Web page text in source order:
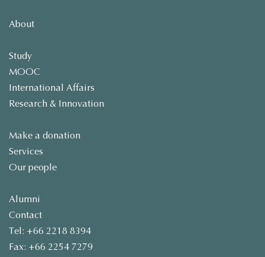
About
Study
MOOC
International Affairs
Research & Innovation
Make a donation
Services
Our people
Alumni
Contact
Tel: +66 2218 8394
Fax: +66 2254 7279